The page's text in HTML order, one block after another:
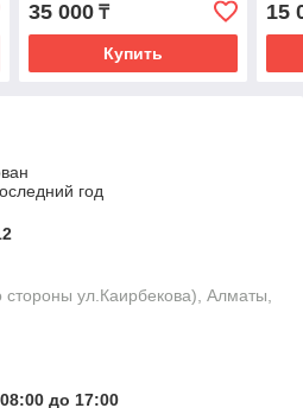
14FF1H (под карандаш),
стекло 4мм
35 000₸
Купить
15
год
стороны ул.Каирбекова), Алматы,
до 17:00